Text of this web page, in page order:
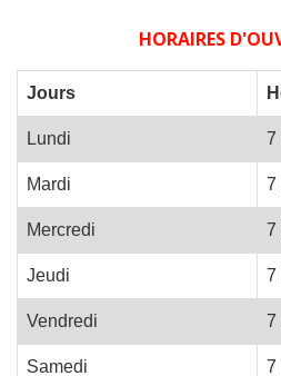
HORAIRES
Jours
Lundi 7
Mardi 7
Mercredi 7
Jeudi 7
Vendredi 7
Samedi 7